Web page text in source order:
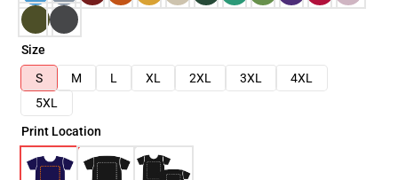
Size
S
M L XL 2XL 3XL
4XL
5XL
Print Location